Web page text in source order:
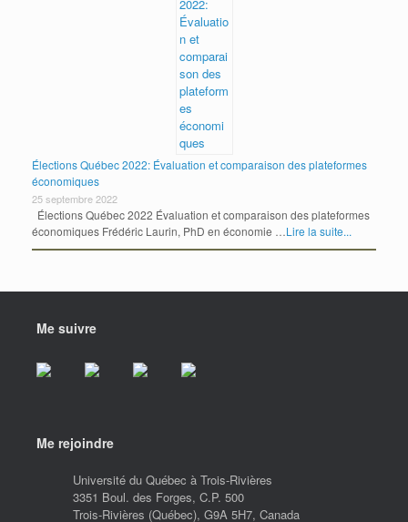
Élections Québec 2022: Évaluation et comparaison des plateformes
économiques
25 septembre 2022
Élections Québec 2022 Évaluation et comparaison des plateformes
économiques Frédéric Laurin, PhD en économie …Lire la suite...
Me suivre
Me rejoindre
Université du Québec à Trois-Rivières
3351 Boul. des Forges, C.P. 500
Trois-Rivières (Québec), G9A 5H7, Canada